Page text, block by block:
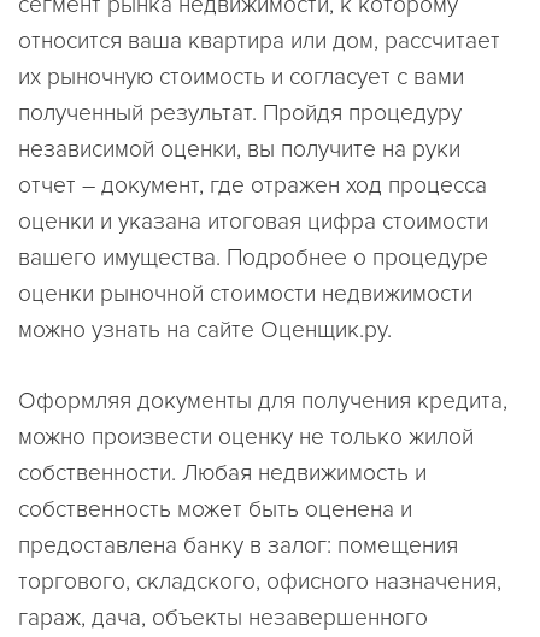
относится ваша квартира или дом, рассчитает
их рыночную стоимость и согласует с вами
полученный результат. Пройдя процедуру
независимой оценки, вы получите на руки
отчет – документ, где отражен ход процесса
оценки и указана итоговая цифра стоимости
вашего имущества. Подробнее о процедуре
оценки рыночной стоимости недвижимости
можно узнать на сайте Оценщик.ру.
Оформляя документы для получения кредита,
можно произвести оценку не только жилой
собственности. Любая недвижимость и
собственность может быть оценена и
предоставлена банку в залог: помещения
торгового, складского, офисного назначения,
гараж, дача, объекты незавершенного